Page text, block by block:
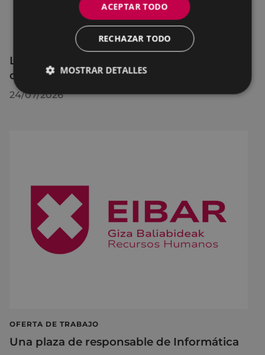
La OMIC permanecerá cerrada hasta el 24
de agosto
24/07/2026
OFERTA DE TRABAJO
Una plaza de responsable de Informática
ACEPTAR TODO
RECHAZAR TODO
MOSTRAR DETALLES